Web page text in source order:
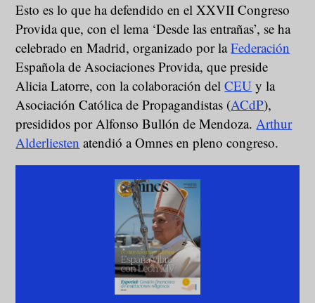
Esto es lo que ha defendido en el XXVII Congreso
Provida que, con el lema ‘Desde las entrañas’, se ha
celebrado en Madrid, organizado por laFederación
Española de Asociaciones Provida, que preside
Alicia Latorre, con la colaboración delCEU y la
Asociación Católica de Propagandistas (ACdP),
presididos por Alfonso Bullón de Mendoza.Arthur
Alderliesten atendió a Omnes en pleno congreso.